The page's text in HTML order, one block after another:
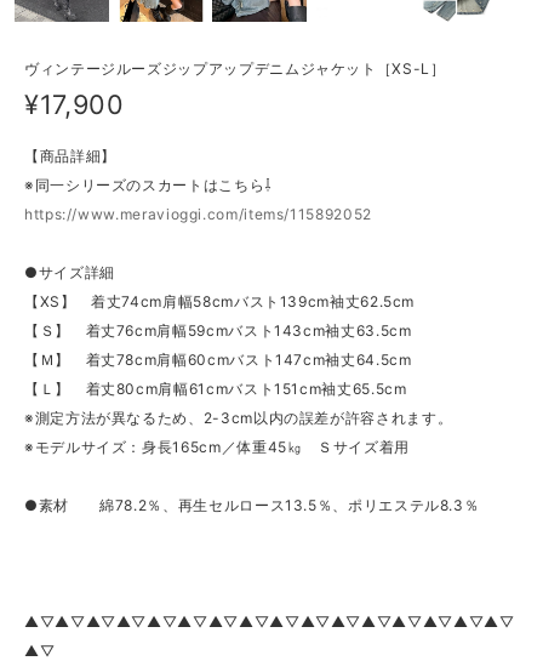
ヴィンテージルーズジップアップデニムジャケット［XS-L］
¥17,900
【商品詳細】
※同一シリーズのスカートはこちら⇩
https://www.meravioggi.com/items/115892052
●サイズ詳細
【XS】 着丈74cm肩幅58cmバスト139cm袖丈62.5cm
【Ｓ】 着丈76cm肩幅59cmバスト143cm袖丈63.5cm
【Ｍ】 着丈78cm肩幅60cmバスト147cm袖丈64.5cm
【Ｌ】 着丈80cm肩幅61cmバスト151cm袖丈65.5cm
※測定方法が異なるため、2-3cm以内の誤差が許容されます。
※モデルサイズ：身長165cm／体重45㎏ Ｓサイズ着用
●素材 綿78.2％、再生セルロース13.5％、ポリエステル8.3％
▲▽▲▽▲▽▲▽▲▽▲▽▲▽▲▽▲▽▲▽▲▽▲▽▲▽▲▽▲▽▲▽
▲▽